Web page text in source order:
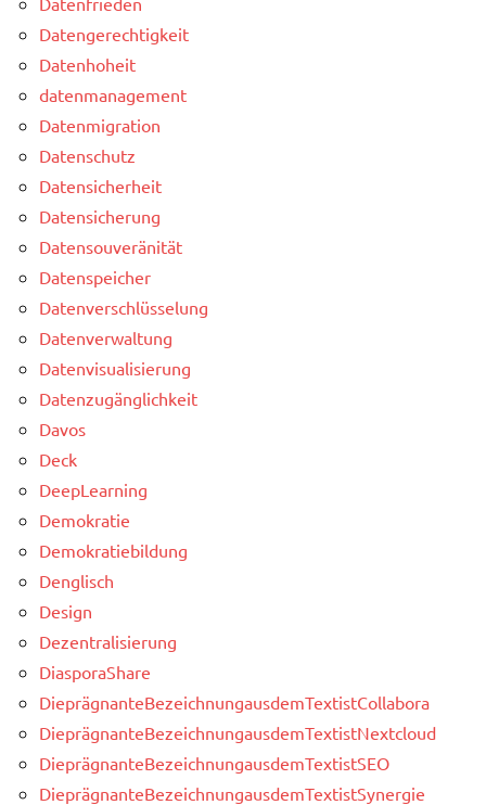
Datengerechtigkeit
Datenhoheit
datenmanagement
Datenmigration
Datenschutz
Datensicherheit
Datensicherung
Datensouveränität
Datenspeicher
Datenverschlüsselung
Datenverwaltung
Datenvisualisierung
Datenzugänglichkeit
Davos
Deck
DeepLearning
Demokratie
Demokratiebildung
Denglisch
Design
Dezentralisierung
DiasporaShare
DieprägnanteBezeichnungausdemTextistCollabora
DieprägnanteBezeichnungausdemTextistNextcloud
DieprägnanteBezeichnungausdemTextistSEO
DieprägnanteBezeichnungausdemTextistSynergie